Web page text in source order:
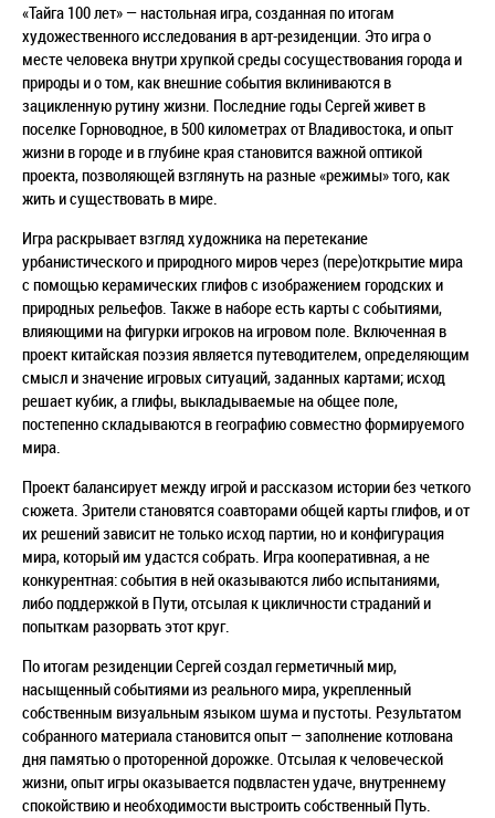
«Тайга 100 лет» — настольная игра, созданная по итогам
художественного исследования в арт-резиденции. Это игра о
месте человека внутри хрупкой среды сосуществования города и
природы и о том, как внешние события вклиниваются в
зацикленную рутину жизни. Последние годы Сергей живет в
поселке Горноводное, в 500 километрах от Владивостока, и опыт
жизни в городе и в глубине края становится важной оптикой
проекта, позволяющей взглянуть на разные «режимы» того, как
жить и существовать в мире.
Игра раскрывает взгляд художника на перетекание
урбанистического и природного миров через (пере)открытие мира
с помощью керамических глифов с изображением городских и
природных рельефов. Также в наборе есть карты с событиями,
влияющими на фигурки игроков на игровом поле. Включенная в
проект китайская поэзия является путеводителем, определяющим
смысл и значение игровых ситуаций, заданных картами; исход
решает кубик, а глифы, выкладываемые на общее поле,
постепенно складываются в географию совместно формируемого
мира.
Проект балансирует между игрой и рассказом истории без четкого
сюжета. Зрители становятся соавторами общей карты глифов, и от
их решений зависит не только исход партии, но и конфигурация
мира, который им удастся собрать. Игра кооперативная, а не
конкурентная: события в ней оказываются либо испытаниями,
либо поддержкой в Пути, отсылая к цикличности страданий и
попыткам разорвать этот круг.
По итогам резиденции Сергей создал герметичный мир,
насыщенный событиями из реального мира, укрепленный
собственным визуальным языком шума и пустоты. Результатом
собранного материала становится опыт — заполнение котлована
дня памятью о проторенной дорожке. Отсылая к человеческой
жизни, опыт игры оказывается подвластен удаче, внутреннему
спокойствию и необходимости выстроить собственный Путь.